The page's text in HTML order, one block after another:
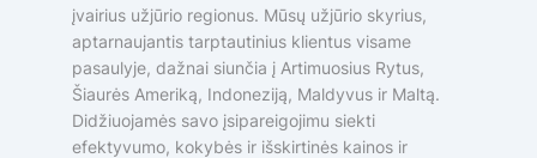
įvairius užjūrio regionus. Mūsų užjūrio skyrius,
aptarnaujantis tarptautinius klientus visame
pasaulyje, dažnai siunčia į Artimuosius Rytus,
Šiaurės Ameriką, Indoneziją, Maldyvus ir Maltą.
Didžiuojamės savo įsipareigojimu siekti
efektyvumo, kokybės ir išskirtinės kainos ir